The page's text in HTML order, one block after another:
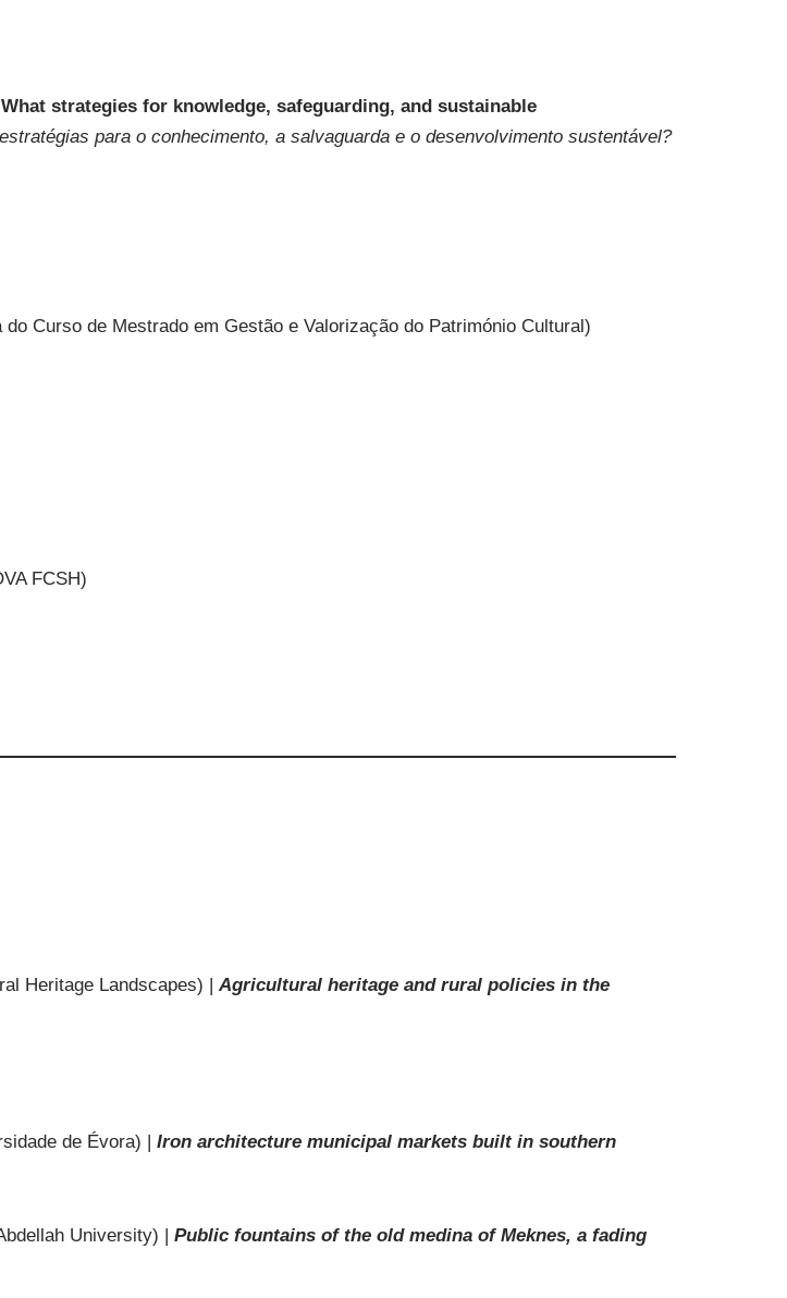
strategies for knowledge, safeguarding, and sustainable
para o conhecimento, a salvaguarda e o desenvolvimento sustentável?
Curso de Mestrado em Gestão e Valorização do Património Cultural)
FCSH)
Heritage Landscapes) | Agricultural heritage and rural policies in the
de Évora) | Iron architecture municipal markets built in southern
University) | Public fountains of the old medina of Meknes, a fading